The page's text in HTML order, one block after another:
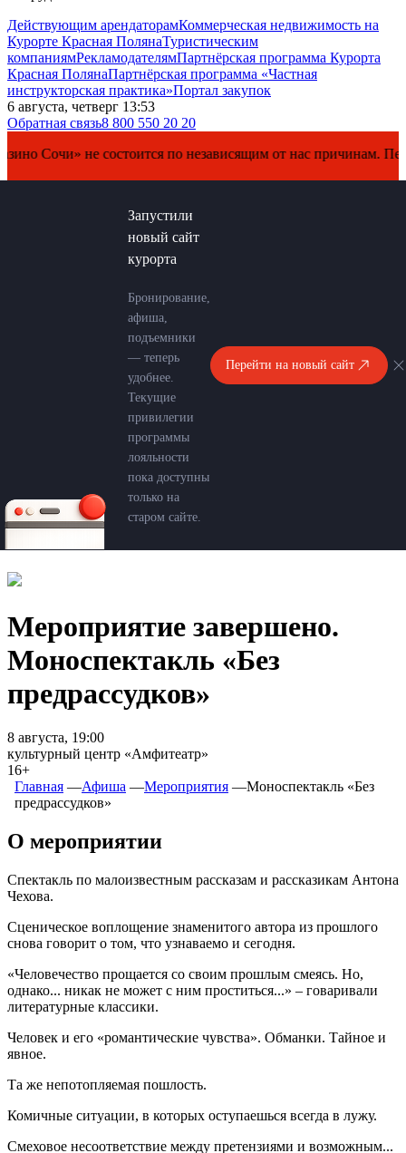
Действующим арендаторамКоммерческая недвижимость на
Курорте Красная ПолянаТуристическим
компаниямРекламодателямПартнёрская программа Курорта
Красная ПолянаПартнёрская программа «Частная
инструкторская практика»Портал закупок
6 августа, четверг 13:53
Обратная связь8 800 550 20 20
не состоится по независящим от нас причинам. Перенос
Запустили
новый сайт
курорта
Бронирование,
афиша,
подъемники
— теперь
удобнее.
Текущие
привилегии
программы
лояльности
пока доступны
только на
старом сайте.
Перейти на новый сайт
Мероприятие завершено.
Моноспектакль «Без
предрассудков»
8 августа, 19:00
культурный центр «Амфитеатр»
16+
Главная ―Афиша ―Мероприятия ―Моноспектакль «Без
предрассудков»
О мероприятии
Спектакль по малоизвестным рассказам и рассказикам Антона
Чехова.
Сценическое воплощение знаменитого автора из прошлого
снова говорит о том, что узнаваемо и сегодня.
«Человечество прощается со своим прошлым смеясь. Но,
однако... никак не может с ним проститься...» – говаривали
литературные классики.
Человек и его «романтические чувства». Обманки. Тайное и
явное.
Та же непотопляемая пошлость.
Комичные ситуации, в которых оступаешься всегда в лужу.
Смеховое несоответствие между претензиями и возможным...